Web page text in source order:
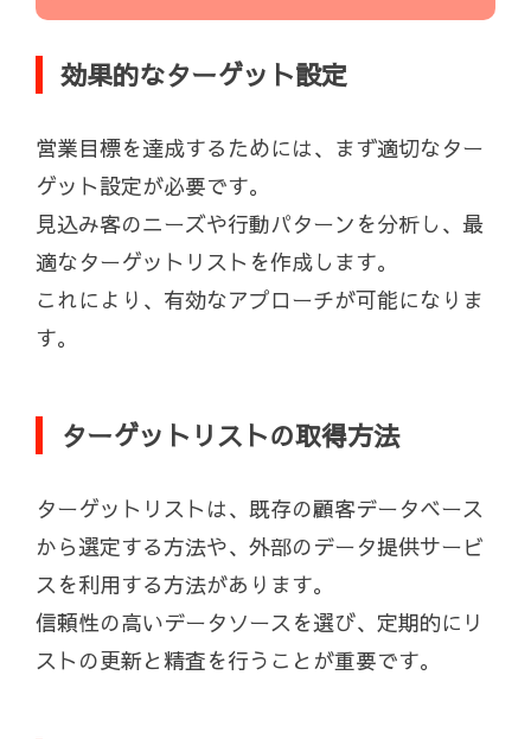
効果的なターゲット設定
営業目標を達成するためには、まず適切なター
ゲット設定が必要です。
見込み客のニーズや行動パターンを分析し、最
適なターゲットリストを作成します。
これにより、有効なアプローチが可能になりま
す。
ターゲットリストの取得方法
ターゲットリストは、既存の顧客データベース
から選定する方法や、外部のデータ提供サービ
スを利用する方法があります。
信頼性の高いデータソースを選び、定期的にリ
ストの更新と精査を行うことが重要です。